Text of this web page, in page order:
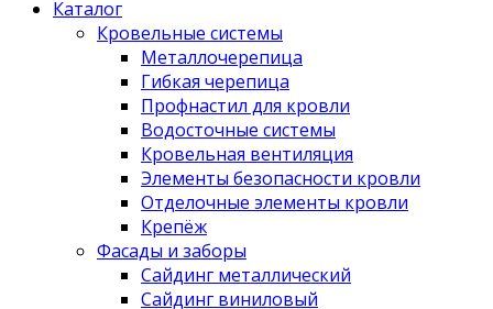
Каталог
Кровельные системы
Металлочерепица
Гибкая черепица
Профнастил для кровли
Водосточные системы
Кровельная вентиляция
Элементы безопасности кровли
Отделочные элементы кровли
Крепёж
Фасады и заборы
Сайдинг металлический
Сайдинг виниловый